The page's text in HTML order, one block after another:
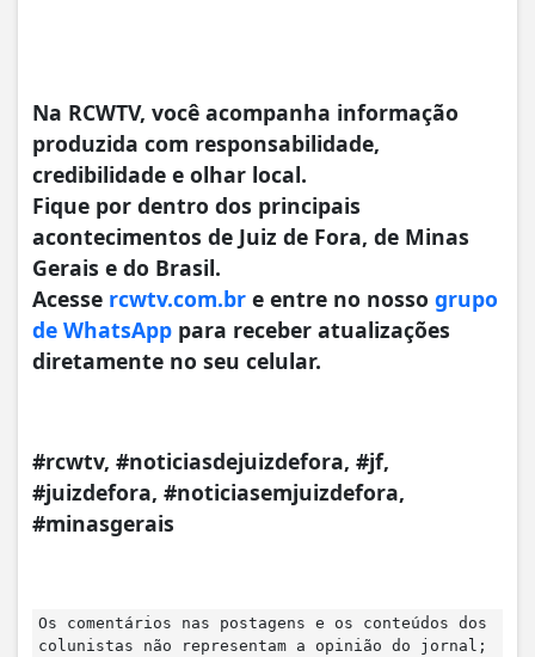
Na RCWTV, você acompanha informação
produzida com responsabilidade,
credibilidade e olhar local.
Fique por dentro dos principais
acontecimentos de Juiz de Fora, de Minas
Gerais e do Brasil.
Acesse rcwtv.com.br e entre no nosso grupo
de WhatsApp para receber atualizações
diretamente no seu celular.
#rcwtv, #noticiasdejuizdefora, #jf,
#juizdefora, #noticiasemjuizdefora,
#minasgerais
Os comentários nas postagens e os conteúdos dos
colunistas não representam a opinião do jornal;